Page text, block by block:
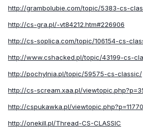
http://grambolubie.com/topic/5383-cs-
http://cs-gra.pl/-vt84212.htm#226906
http://cs-soplica.com/topic/106154-cs-
http://www.cshacked.pl/topic/43199-cs-
http://pochylnia.pl/topic/59575-cs-classic/
http://cs-scream.xaa.pl/
http://cspukawka.pl/
http://onekill.pl/Thread-CS-CLASSIC